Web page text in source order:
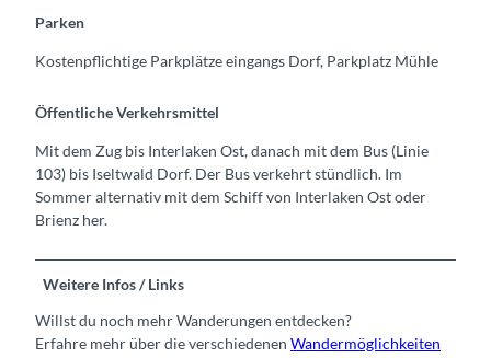
Parken
Kostenpflichtige Parkplätze eingangs Dorf, Parkplatz Mühle
Öffentliche Verkehrsmittel
Mit dem Zug bis Interlaken Ost, danach mit dem Bus (Linie
103) bis Iseltwald Dorf. Der Bus verkehrt stündlich. Im
Sommer alternativ mit dem Schiff von Interlaken Ost oder
Brienz her.
Weitere Infos / Links
Willst du noch mehr Wanderungen entdecken?
Erfahre mehr über die verschiedenen Wandermöglichkeiten